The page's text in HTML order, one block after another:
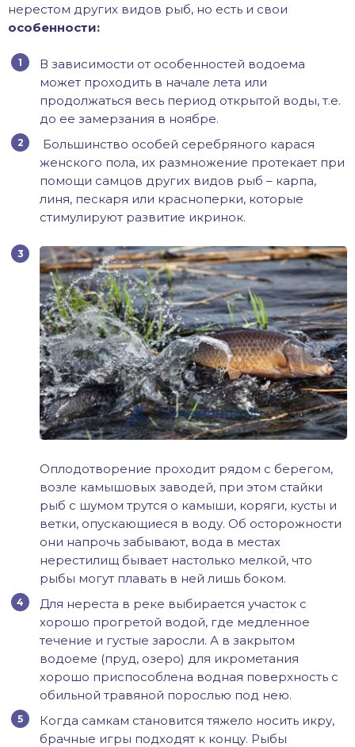
нерестом других видов рыб, но есть и свои
особенности:
В зависимости от особенностей водоема
может проходить в начале лета или
продолжаться весь период открытой воды, т.е.
до ее замерзания в ноябре.
Большинство особей серебряного карася
женского пола, их размножение протекает при
помощи самцов других видов рыб – карпа,
линя, пескаря или красноперки, которые
стимулируют развитие икринок.
Оплодотворение проходит рядом с берегом,
возле камышовых заводей, при этом стайки
рыб с шумом трутся о камыши, коряги, кусты и
ветки, опускающиеся в воду. Об осторожности
они напрочь забывают, вода в местах
нерестилищ бывает настолько мелкой, что
рыбы могут плавать в ней лишь боком.
Для нереста в реке выбирается участок с
хорошо прогретой водой, где медленное
течение и густые заросли. А в закрытом
водоеме (пруд, озеро) для икрометания
хорошо приспособлена водная поверхность с
обильной травяной порослью под нею.
Когда самкам становится тяжело носить икру,
брачные игры подходят к концу. Рыбы